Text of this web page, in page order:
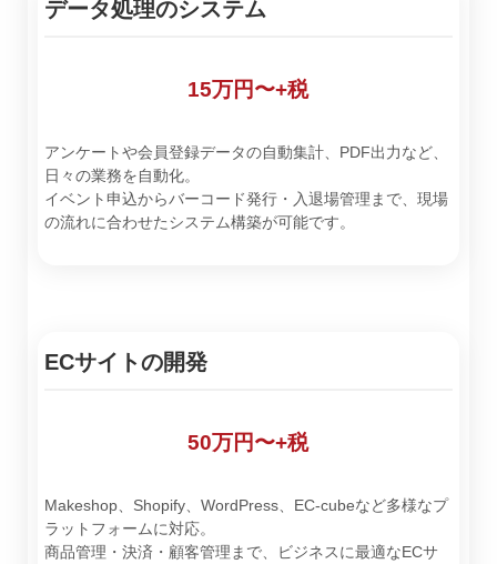
データ処理のシステム
15万円〜+税
アンケートや会員登録データの自動集計、PDF出力など、
日々の業務を自動化。
イベント申込からバーコード発行・入退場管理まで、現場
の流れに合わせたシステム構築が可能です。
ECサイトの開発
50万円〜+税
Makeshop、Shopify、WordPress、EC-cubeなど多様なプ
ラットフォームに対応。
商品管理・決済・顧客管理まで、ビジネスに最適なECサ